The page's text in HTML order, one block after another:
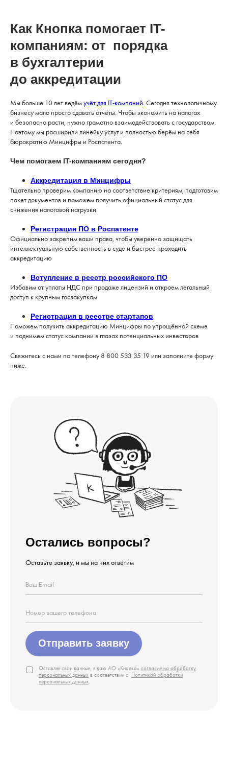
Как Кнопка помогает IT-
компаниям: от порядка
в бухгалтерии
до аккредитации
Мы больше 10 лет ведёмучёт для IT-компаний. Сегодня технологичному
бизнесу мало просто сдавать отчёты. Чтобы экономить на налогах
и безопасно расти, нужно грамотно взаимодействовать с государством.
Поэтому мы расширили линейку услуг и полностью берём на себя
бюрократию Минцифры и Роспатента.
Чем помогаем IT-компаниям сегодня?
Аккредитация в Минцифры
Тщательно проверим компанию на соответствие критериям, подготовим
пакет документов и поможем получить официальный статус для
снижения налоговой нагрузки
Регистрация ПО в Роспатенте
Официально закрепим ваши права, чтобы уверенно защищать
интеллектуальную собственность в суде и быстрее проходить
аккредитацию
Вступление в реестр российского ПО
Избавим от уплаты НДС при продаже лицензий и откроем легальный
доступ к крупным госзакупкам
Регистрация в реестре стартапов
Поможем получить аккредитацию Минцифры по упрощённой схеме
и поднимем статус компании в глазах потенциальных инвесторов
Свяжитесь с нами по телефону 8 800 533 35 19 или заполните форму
ниже.
Остались вопросы?
Оставьте заявку, и мы на них ответим
Отправить заявку
Оставляя свои данные, я даю АО «Кнопка» согласие на обработку
персональных данных в соответствии с Политикой обработки
персональных данных.